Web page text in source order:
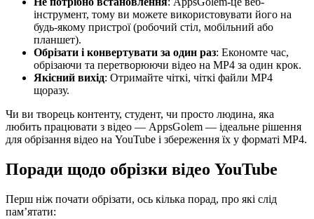
інструмент, тому ви можете використовувати його на
будь-якому пристрої (робочий стіл, мобільний або
планшет).
Обрізати і конвертувати за один раз: Економте час,
обрізаючи та перетворюючи відео на MP4 за один крок.
Якісний вихід: Отримайте чіткі, чіткі файли MP4
щоразу.
Чи ви творець контенту, студент, чи просто людина, яка
любить працювати з відео — AppsGolem — ідеальне рішення
для обрізання відео на YouTube і збереження їх у форматі MP4.
Поради щодо обрізки відео YouTube
Перш ніж почати обрізати, ось кілька порад, про які слід
пам’ятати: